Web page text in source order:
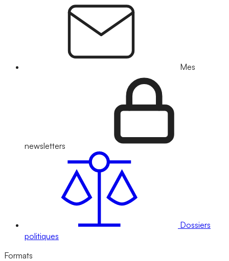
Mes
newsletters
Dossiers
politiques
Formats